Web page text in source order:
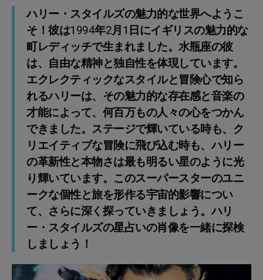
ハリー・スタイルズの魅力的な世界へようこ
そ！彼は1994年2月1日にイギリスの魅力的な
町レディッチで生まれました。水瓶座の彼
は、自由な精神と独自性を体現しています。
エクレクティックなスタイルと冒険心で知ら
れるハリーは、その魅力的な存在感と音楽の
才能によって、何百万もの人々の心をつかん
できました。ステージで輝いている時も、ク
リエイティブな冒険に飛び込む時も、ハリー
の革新性と本物さは最も明るい星のように光
り輝いています。このスーパースターのユニ
ークな個性と旅を形作る宇宙的影響につい
て、さらに深く探っていきましょう。ハリ
ー・スタイルズの星占いの肖像を一緒に探検
しましょう！